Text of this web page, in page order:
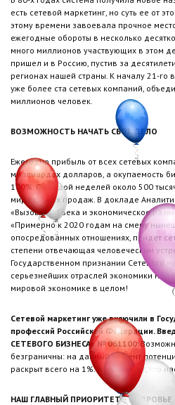
есть сетевой маркетинг, но суть ее от
этому времени завоевала прочное
ежегодные обороты в несколько
много миллионов участвующих в этом
пришел и в Россию, пустив за
регионах нашей страны. К началу 21-го
уже более ста сетевых компаний,
миллионов человек.
ВОЗМОЖНОСТЬ НАЧАТЬ СВОЕ ДЕЛО
Ежегодно прибыль от всех сетевых
миллиардах долларов, а окупаемость
100%. С каждой неделей около 500
мир сетевых продаж. В докладе
«Вызовы XXI века и экономическое
«Примерно к 2020 годам на смену
опосредованных отношениях, придет
степени отвечающая человеческим
Государственном признании Сетевого
серьезнейших отраслей экономики не
мировой экономике в целом!
Сетевой маркетинг уже включили в
профессий Российской Федерации.
СЕТЕВОГО БИЗНЕСА» № 061100.
безграничны: на данный момент
раскрыт всего на 1%. А это значит, что
НАШ ГЛАВНЫЙ ПРИОРИТЕТ – ЗДОРОВЬЕ